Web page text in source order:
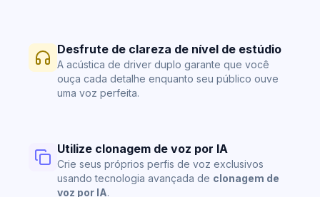
Desfrute de clareza de nível de estúdio
A acústica de driver duplo garante que você
ouça cada detalhe enquanto seu público ouve
uma voz perfeita.
Utilize clonagem de voz por IA
Crie seus próprios perfis de voz exclusivos
usando tecnologia avançada de clonagem de
voz por IA.